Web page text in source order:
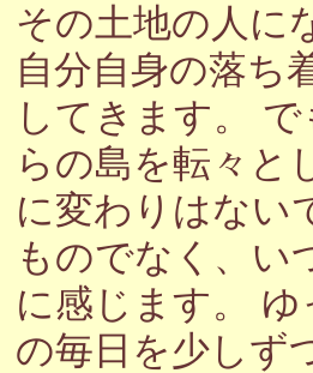
その土地の人に
自分自身の落ち
してきます。
らの島を転々と
に変わりはない
ものでなく、い
に感じます。
の毎日を少しず